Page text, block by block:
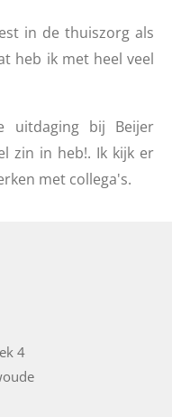
in de thuiszorg als
heb ik met heel veel
uitdaging bij Beijer
zin in heb!. Ik kijk er
met collega's.
4